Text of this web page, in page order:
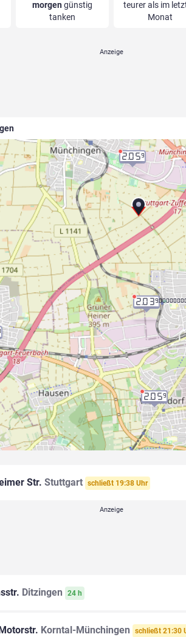
morgengünstig
tanken
teurer als im
Monat
2.059
2.059
2.03
Str. Stuttgart schließt 19:38 Uhr
Ditzingen 24 h
Korntal-Münchingen schließt 21:30